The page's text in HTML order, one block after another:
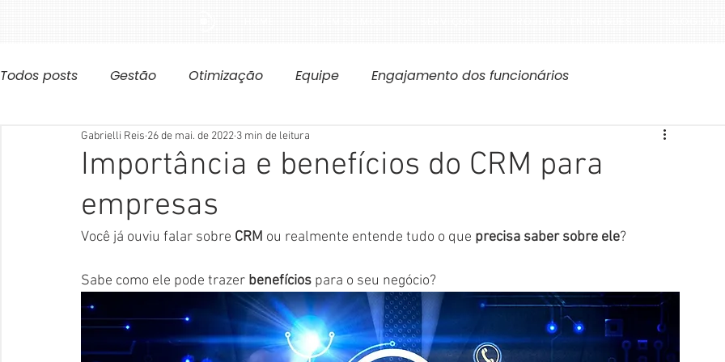
Todos posts Gestão Otimização Equipe Engajamento dos funcionários
Importância e benefícios do CRM para
empresas
Gabrielli Reis 26 de mai. de 2022 3 min de leitura
Você já ouviu falar sobre CRM ou realmente entende tudo o que precisa saber sobre ele?
Sabe como ele pode trazer benefícios para o seu negócio?